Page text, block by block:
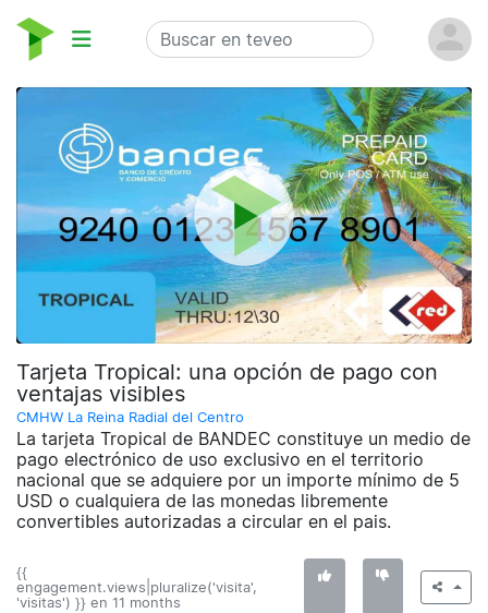
Tarjeta Tropical: una opción de pago con
ventajas visibles
CMHW La Reina Radial del Centro
La tarjeta Tropical de BANDEC constituye un medio de
pago electrónico de uso exclusivo en el territorio
nacional que se adquiere por un importe mínimo de 5
USD o cualquiera de las monedas libremente
convertibles autorizadas a circular en el pais.
{{
engagement.views|pluralize('visita',
'visitas') }} en 11 months